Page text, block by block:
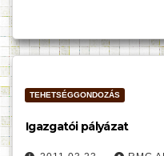
TEHETSÉGGONDOZÁS
Igazgatói pályázat